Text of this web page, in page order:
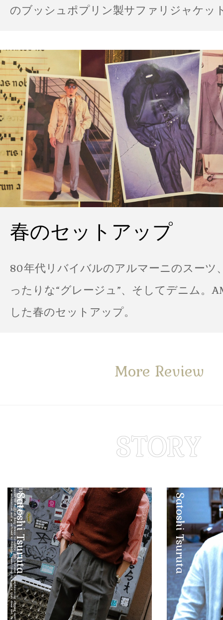
のブッシュポプリン製サファリジャケッ
春のセットアップ
80年代リバイバルのアルマーニのスーツ
ったりな“グレージュ”、そしてデニム。
した春のセットアップ。
More Review
Satoshi Tsuruta Satoshi Tsuruta